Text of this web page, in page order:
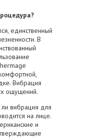
единственный
В
Вибрация
ощущений.
вибрация для
на лице.
и